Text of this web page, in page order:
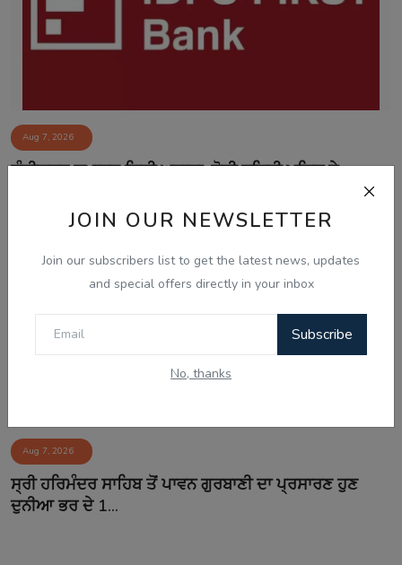
JOIN OUR NEWSLETTER
Join our subscribers list to get the latest news, updates
and special offers directly in your inbox
Subscribe
No, thanks
Aug 7, 2026
ਚੰਡੀਗੜ੍ਹ ਸਮਾਰਟ ਸਿਟੀ ਘੁਟਾਲਾ: ਦੋਸ਼ੀ ਨਲਿਨੀ ਮਲਿਕ ਨੇ
Aug 7, 2026
ਸ੍ਰੀ ਹਰਿਮੰਦਰ ਸਾਹਿਬ ਤੋਂ ਪਾਵਨ ਗੁਰਬਾਣੀ ਦਾ ਪ੍ਰਸਾਰਣ ਹੁਣ
ਦੁਨੀਆ ਭਰ ਦੇ 1...